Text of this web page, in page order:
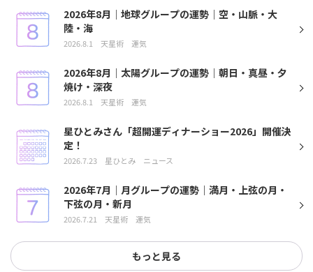
2026年8月｜地球グループの運勢｜空・山脈・大
陸・海
2026.8.1 天星術 運気
2026年8月｜太陽グループの運勢｜朝日・真昼・夕
焼け・深夜
2026.8.1 天星術 運気
星ひとみさん「超開運ディナーショー2026」開催決
定！
2026.7.23 星ひとみ ニュース
2026年7月｜月グループの運勢｜満月・上弦の月・
下弦の月・新月
2026.7.21 天星術 運気
もっと見る